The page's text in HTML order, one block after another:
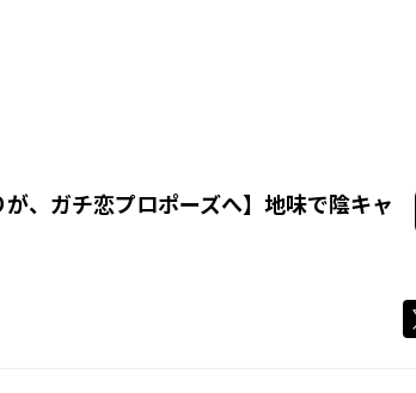
、ガチ恋プロポーズへ】 地味で陰キャ